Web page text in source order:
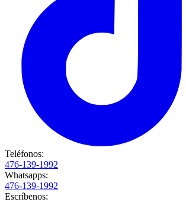
Teléfonos:
476-139-1992
Whatsapps:
476-139-1992
Escríbenos: